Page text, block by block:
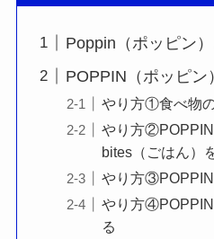
Poppin（ポッピン
POPPIN（ポッピ
やり方①食べ物
やり方
bites（ごはん）
やり方
やり方
る